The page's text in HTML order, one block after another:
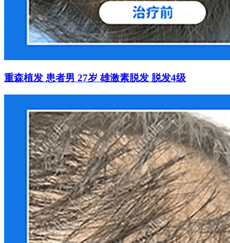
重森植发 患者男 27岁 雄激素脱发 脱发4级